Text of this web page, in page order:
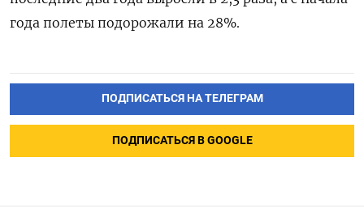
года полеты подорожали на 28%.
ПОДПИСАТЬСЯ НА ТЕЛЕГРАМ
ПОДПИСАТЬСЯ В GOOGLE